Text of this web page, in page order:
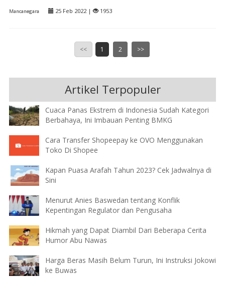
Mancanegara 25 Feb 2022 | 1953
<< 1 2 >>
Artikel Terpopuler
Cuaca Panas Ekstrem di Indonesia Sudah Kategori
Berbahaya, Ini Imbauan Penting BMKG
Cara Transfer Shopeepay ke OVO Menggunakan
Toko Di Shopee
Kapan Puasa Arafah Tahun 2023? Cek Jadwalnya di
Sini
Menurut Anies Baswedan tentang Konflik
Kepentingan Regulator dan Pengusaha
Hikmah yang Dapat Diambil Dari Beberapa Cerita
Humor Abu Nawas
Harga Beras Masih Belum Turun, Ini Instruksi Jokowi
ke Buwas